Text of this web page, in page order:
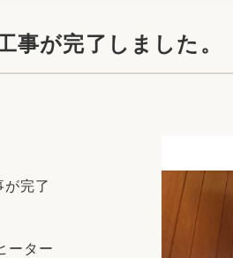
ション
事が完了しました。
完了
ーター